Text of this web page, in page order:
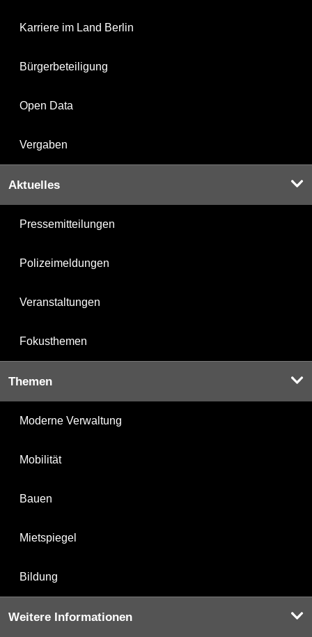
Karriere im Land Berlin
Bürgerbeteiligung
Open Data
Vergaben
Aktuelles
Pressemitteilungen
Polizeimeldungen
Veranstaltungen
Fokusthemen
Themen
Moderne Verwaltung
Mobilität
Bauen
Mietspiegel
Bildung
Weitere Informationen